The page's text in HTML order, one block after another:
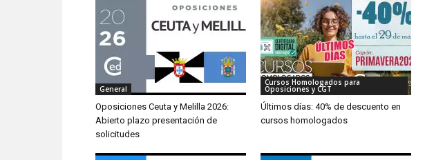
General
Oposiciones Ceuta y Melilla 2026:
Abierto plazo presentación de
solicitudes
Cursos Homologados para
Oposiciones y CGT
Últimos días: 40% de descuento en
cursos homologados